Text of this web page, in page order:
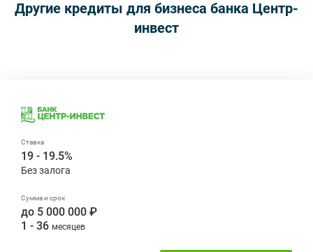
Другие кредиты для бизнеса банка Центр-
инвест
19 - 19.5%
до 5 000 000 ₽
1 - 36